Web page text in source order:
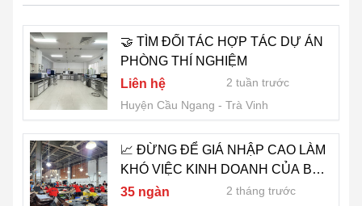
🤝 TÌM ĐỐI TÁC HỢP TÁC DỰ ÁN
PHÒNG THÍ NGHIỆM
Liên hệ
2 tuần trước
Huyện Cầu Ngang
Trà Vinh
📈 ĐỪNG ĐỂ GIÁ NHẬP CAO LÀM
KHÓ VIỆC KINH DOANH CỦA BẠN
- 0822.879.469 (HẢO)
35 ngàn
2 tháng trước